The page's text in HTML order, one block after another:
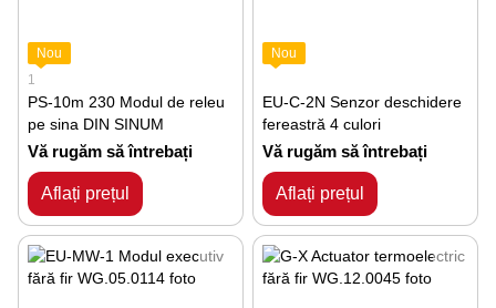
Nou
1
PS-10m 230 Modul de releu
pe sina DIN SINUM
Vă rugăm să întrebați
Aflați prețul
Nou
EU-C-2N Senzor deschidere
fereastră 4 culori
Vă rugăm să întrebați
Aflați prețul